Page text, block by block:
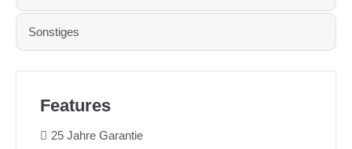
Sonstiges
Features
25 Jahre Garantie